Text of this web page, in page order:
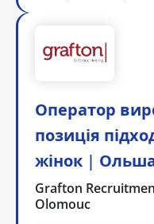
Оператор
позиція
жінок |
Grafton
Olomouc